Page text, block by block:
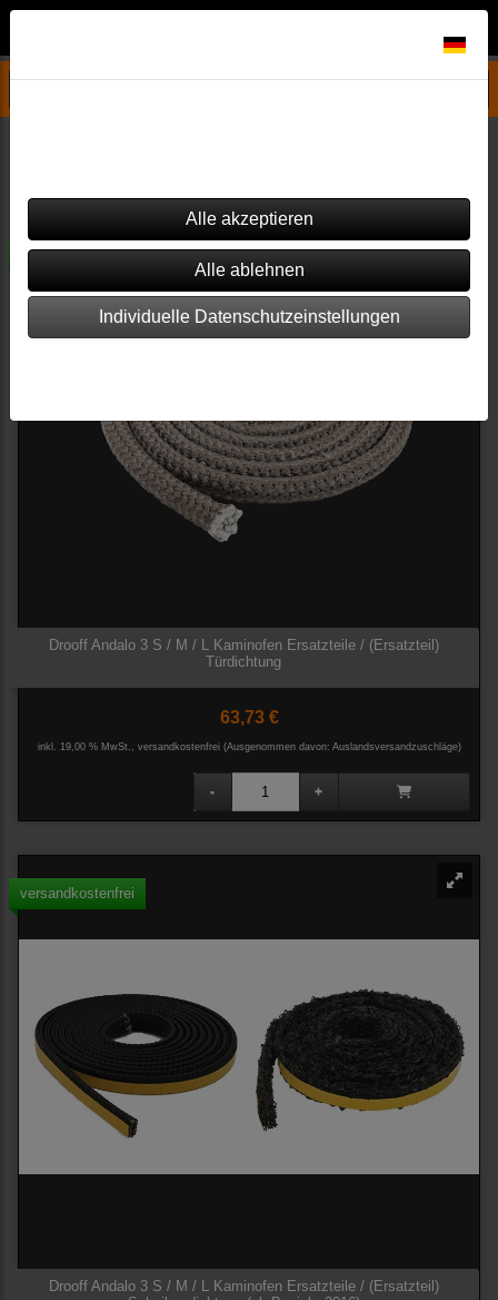
Drooff Ersatzteile Andalo 3 S/M/L
versandkostenfrei
Drooff Andalo 3 S / M / L Kaminofen Ersatzteile / (Ersatzteil)
Türdichtung
63,73 €
inkl. 19,00 % MwSt., versandkostenfrei (Ausgenommen davon: Auslandsversandzuschläge)
versandkostenfrei
Drooff Andalo 3 S / M / L Kaminofen Ersatzteile / (Ersatzteil)
Individuelle Datenschutzeinstellungen